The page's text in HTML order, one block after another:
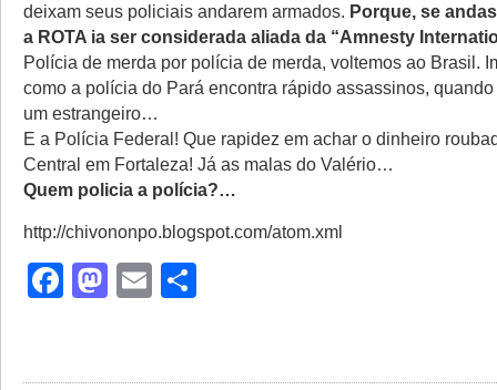
deixam seus policiais andarem armados. Porque, se
a ROTA ia ser considerada aliada da “Amnesty
Polícia de merda por polícia de merda, voltemos ao Brasil.
como a polícia do Pará encontra rápido assassinos,
um estrangeiro…
E a Polícia Federal! Que rapidez em achar o dinheiro
Central em Fortaleza! Já as malas do Valério…
Quem policia a polícia?…
http://chivononpo.blogspot.com/atom.xml
Facebook
Mastodon
Email